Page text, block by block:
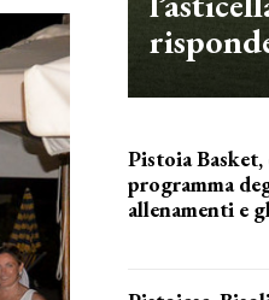
Pistoia Basket,
programma
allenamenti e